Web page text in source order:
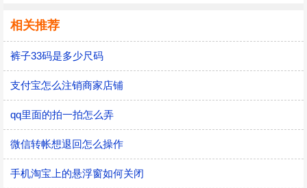
相关推荐
裤子33码是多少尺码
支付宝怎么注销商家店铺
qq里面的拍一拍怎么弄
微信转帐想退回怎么操作
手机淘宝上的悬浮窗如何关闭